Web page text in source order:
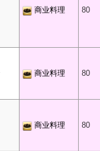
商业料理 80
商业料理 80
商业料理 80